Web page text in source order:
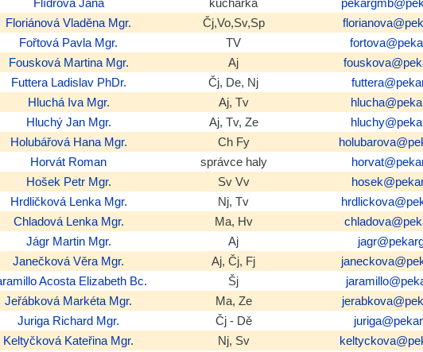
Flídrová Jana kuchařka
Floriánová Vladěna Mgr. Čj,Vo,Sv,Sp
Fořtová Pavla Mgr. TV
Fousková Martina Mgr. Aj
Futtera Ladislav PhDr. Čj, De, Nj
Hluchá Iva Mgr. Aj, Tv
Hluchý Jan Mgr. Aj, Tv, Ze
Holubářová Hana Mgr. Ch Fy
Horvát Roman správce haly
Hošek Petr Mgr. Sv Vv
Hrdličková Lenka Mgr. Nj, Tv
Chladová Lenka Mgr. Ma, Hv
Jágr Martin Mgr. Aj
Janečková Věra Mgr. Aj, Čj, Fj
Acosta Elizabeth Bc. Šj
Jeřábková Markéta Mgr. Ma, Ze
Juriga Richard Mgr. Čj - Dě
Keltyčková Kateřina Mgr. Nj, Sv